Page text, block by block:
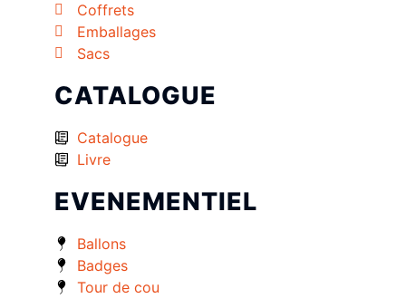
Coffrets
Emballages
Sacs
CATALOGUE
Catalogue
Livre
EVENEMENTIEL
Ballons
Badges
Tour de cou